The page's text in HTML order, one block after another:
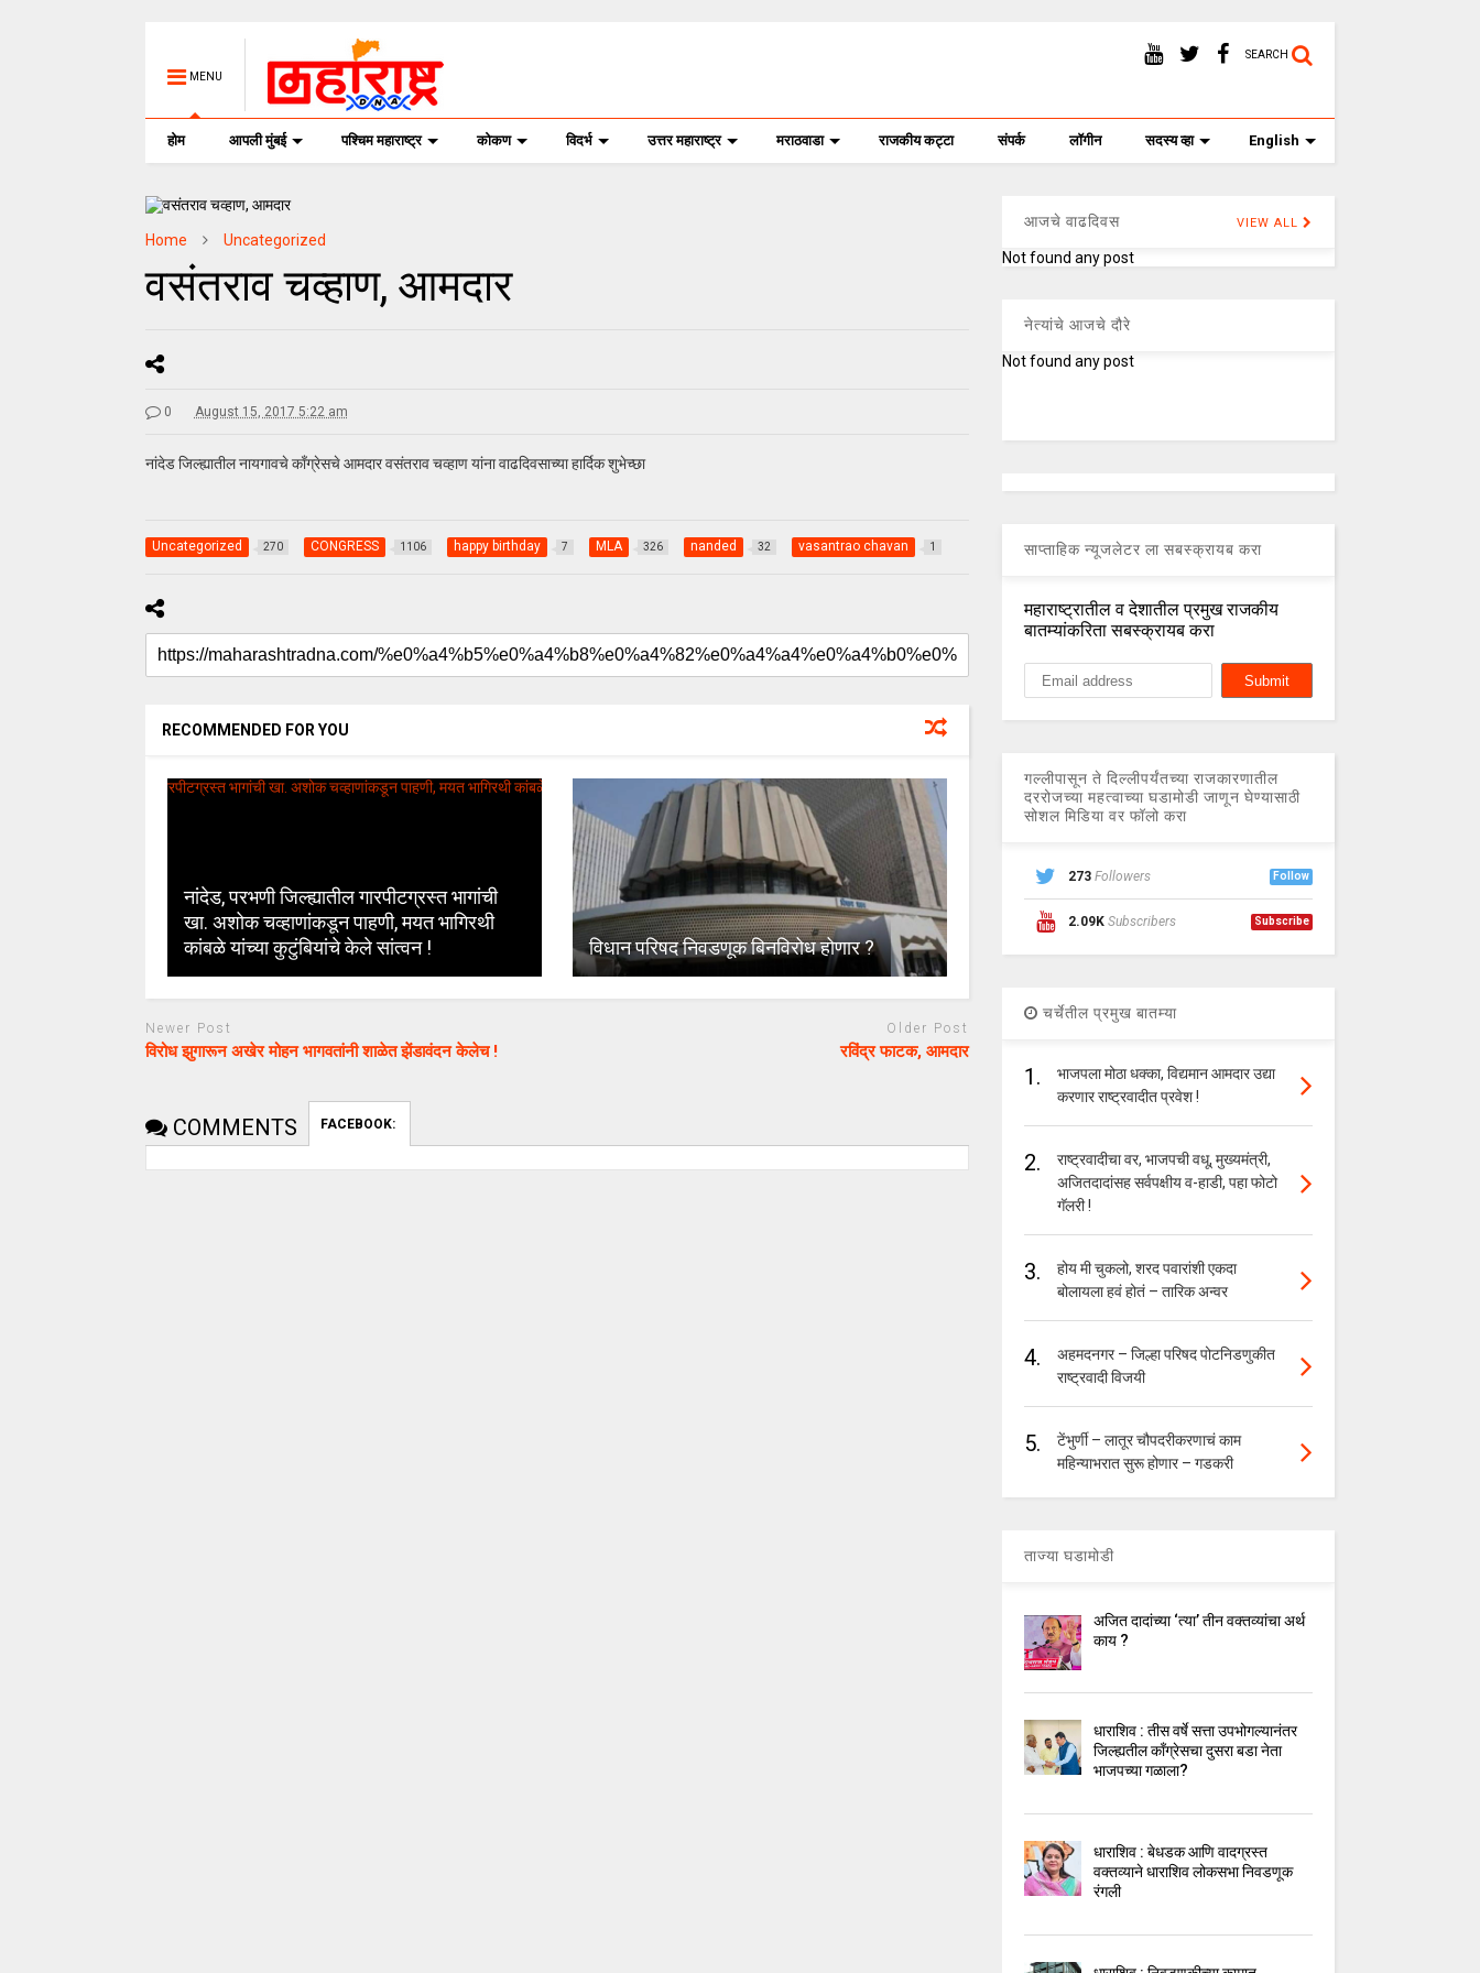
MENU
SEARCH
होम आपली मुंबई पश्चिम महाराष्ट्र कोकण विदर्भ उत्तर महाराष्ट्र मराठवाडा राजकीय कट्टा संपर्क लॉगीन सदस्य व्हा English
Home Uncategorized
वसंतराव चव्हाण, आमदार
0 August 15, 2017 5:22 am
नांदेड जिल्ह्यातील नायगावचे काँग्रेसचे आमदार वसंतराव चव्हाण यांना वाढदिवसाच्या हार्दिक शुभेच्छा
Uncategorized 270 CONGRESS 1106 happy birthday 7 MLA 326 nanded 32 vasantrao chavan 1
RECOMMENDED FOR YOU
नांदेड, परभणी जिल्ह्यातील गारपीटग्रस्त भागांची
खा. अशोक चव्हाणांकडून पाहणी, मयत भागिरथी
कांबळे यांच्या कुटुंबियांचे केले सांत्वन !
विधान परिषद निवडणूक बिनविरोध होणार ?
Newer Post
विरोध झुगारून अखेर मोहन भागवतांनी शाळेत झेंडावंदन केलेच !
Older Post
रविंद्र फाटक, आमदार
COMMENTS FACEBOOK:
आजचे वाढदिवस VIEW ALL
Not found any post
नेत्यांचे आजचे दौरे
Not found any post
साप्ताहिक न्यूजलेटर ला सबस्क्रायब करा
महाराष्ट्रातील व देशातील प्रमुख राजकीय
बातम्यांकरिता सबस्क्रायब करा
गल्लीपासून ते दिल्लीपर्यंतच्या राजकारणातील
दररोजच्या महत्वाच्या घडामोडी जाणून घेण्यासाठी
सोशल मिडिया वर फॉलो करा
273 Followers Follow
2.09K Subscribers Subscribe
चर्चेतील प्रमुख बातम्या
1.
भाजपला मोठा धक्का, विद्यमान आमदार उद्या
करणार राष्ट्रवादीत प्रवेश !
2.
राष्ट्रवादीचा वर, भाजपची वधू, मुख्यमंत्री,
अजितदादांसह सर्वपक्षीय व-हाडी, पहा फोटो
गॅलरी !
3.
होय मी चुकलो, शरद पवारांशी एकदा
बोलायला हवं होतं – तारिक अन्वर
4.
अहमदनगर – जिल्हा परिषद पोटनिडणुकीत
राष्ट्रवादी विजयी
5.
टेंभुर्णी – लातूर चौपदरीकरणाचं काम
महिन्याभरात सुरू होणार – गडकरी
ताज्या घडामोडी
अजित दादांच्या ‘त्या’ तीन वक्तव्यांचा अर्थ
काय ?
धाराशिव : तीस वर्षे सत्ता उपभोगल्यानंतर
जिल्ह्यतील कॉंग्रेसचा दुसरा बडा नेता
भाजपच्या गळाला?
धाराशिव : बेधडक आणि वादग्रस्त
वक्तव्याने धाराशिव लोकसभा निवडणूक
रंगली